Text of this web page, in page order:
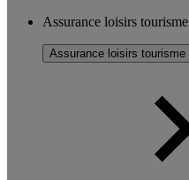
Assurance loisirs tourisme
Assurance loisirs tourisme